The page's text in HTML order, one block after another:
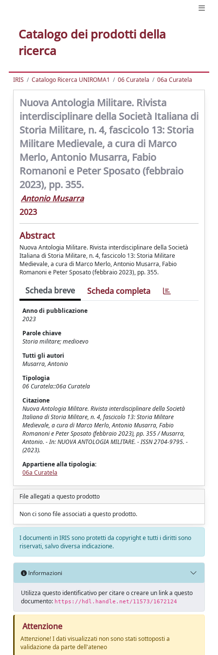
Catalogo dei prodotti della
ricerca
IRIS Catalogo Ricerca UNIROMA1 06 Curatela 06a Curatela
Nuova Antologia Militare. Rivista
interdisciplinare della Società Italiana di
Storia Militare, n. 4, fascicolo 13: Storia
Militare Medievale, a cura di Marco
Merlo, Antonio Musarra, Fabio
Romanoni e Peter Sposato (febbraio
2023), pp. 355.
Antonio Musarra
2023
Abstract
Nuova Antologia Militare. Rivista interdisciplinare della Società
Italiana di Storia Militare, n. 4, fascicolo 13: Storia Militare
Medievale, a cura di Marco Merlo, Antonio Musarra, Fabio
Romanoni e Peter Sposato (febbraio 2023), pp. 355.
Scheda breve Scheda completa
Anno di pubblicazione
2023
Parole chiave
Storia militare; medioevo
Tutti gli autori
Musarra, Antonio
Tipologia
06 Curatela::06a Curatela
Citazione
Nuova Antologia Militare. Rivista interdisciplinare della Società
Italiana di Storia Militare, n. 4, fascicolo 13: Storia Militare
Medievale, a cura di Marco Merlo, Antonio Musarra, Fabio
Romanoni e Peter Sposato (febbraio 2023), pp. 355 / Musarra,
Antonio. - In: NUOVA ANTOLOGIA MILITARE. - ISSN 2704-9795. -
(2023).
Appartiene alla tipologia:
06a Curatela
File allegati a questo prodotto
Non ci sono file associati a questo prodotto.
I documenti in IRIS sono protetti da copyright e tutti i diritti sono
riservati, salvo diversa indicazione.
Informazioni
Utilizza questo identificativo per citare o creare un link a questo
documento: https://hdl.handle.net/11573/1672124
Attenzione
Attenzione! I dati visualizzati non sono stati sottoposti a
validazione da parte dell'ateneo